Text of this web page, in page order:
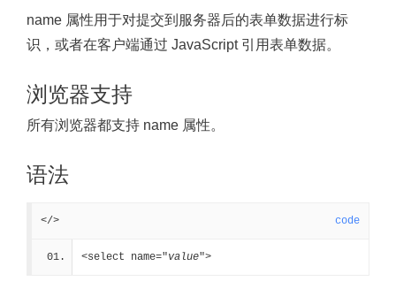
name 属性用于对提交到服务器后的表单数据进行标
识，或者在客户端通过 JavaScript 引用表单数据。
浏览器支持
所有浏览器都支持 name 属性。
语法
</> code
<select name="value">